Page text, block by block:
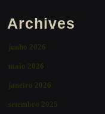
Archives
junho 2026
maio 2026
janeiro 2026
setembro 2025